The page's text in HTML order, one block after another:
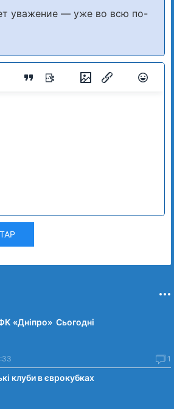
уважение — уже во всю по-
«Дніпро» Сьогодні
1
клуби в єврокубках